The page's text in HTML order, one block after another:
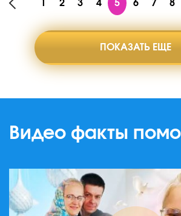
1 2 3 4 5 6 7 8
ПОКАЗАТЬ ЕЩЕ
Видео факты